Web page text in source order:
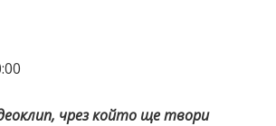
чрез който ще твори